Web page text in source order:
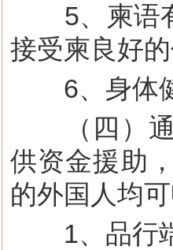
5、柬语有
接受柬良好
6、身体健
（四）通
供资金援助
的外国人均
1、品行端